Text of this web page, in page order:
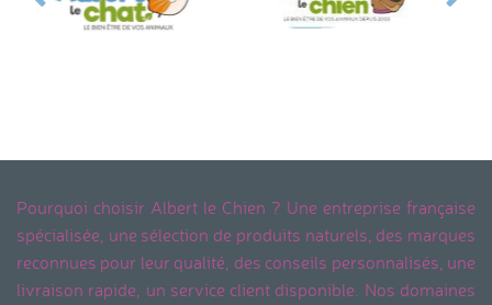
Pourquoi choisir Albert le Chien ? Une entreprise française
spécialisée, une sélection de produits naturels, des marques
reconnues pour leur qualité, des conseils personnalisés, une
livraison rapide, un service client disponible. Nos domaines